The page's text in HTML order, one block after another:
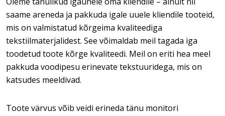
saame areneda ja pakkuda igale uuele kliendile tooteid,
mis on valmistatud kõrgeima kvaliteediga
tekstiilmaterjalidest. See võimaldab meil tagada iga
toodetud toote kõrge kvaliteedi. Meil on eriti hea meel
pakkuda voodipesu erinevate tekstuuridega, mis on
katsudes meeldivad.
Toote värvus võib veidi erineda tänu monitori